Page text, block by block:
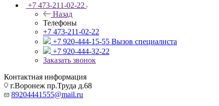
+7 473-211-02-22
Назад
Телефоны
+7 473-211-02-22
+7 920-444-15-55 Вызов специалиста
+7 920-444-32-22
Заказать звонок
Контактная информация
г.Воронеж пр.Труда д.68
89204441555@mail.ru